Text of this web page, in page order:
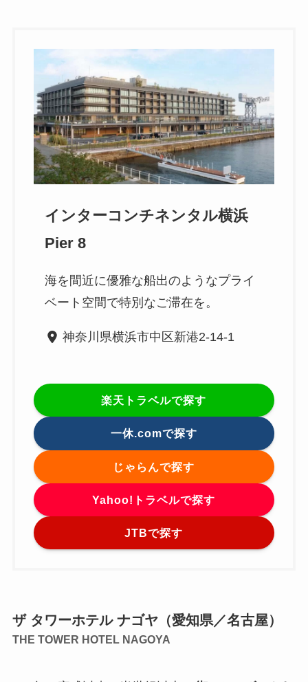
インターコンチネンタル横浜
Pier 8
海を間近に優雅な船出のようなプライ
ベート空間で特別なご滞在を。
神奈川県横浜市中区新港2-14-1
楽天トラベルで探す
一休.comで探す
じゃらんで探す
Yahoo!トラベルで探す
JTBで探す
ザ タワーホテル ナゴヤ（愛知県／名古屋）
THE TOWER HOTEL NAGOYA